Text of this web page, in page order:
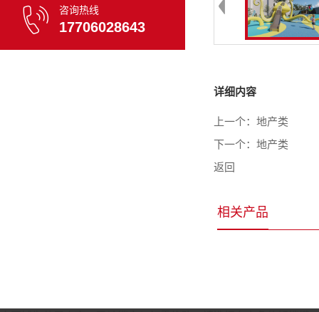
咨询热线
17706028643
详细内容
上一个： 地产类
下一个： 地产类
返回
相关产品